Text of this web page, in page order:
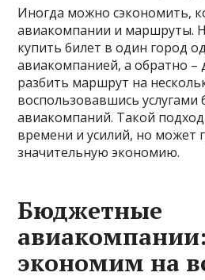
Иногда можно сэкономить,
авиакомпании и маршруты.
купить билет в один город
авиакомпанией, а обратно
разбить маршрут на
воспользовавшись
авиакомпаний. Такой
времени и усилий, но может
значительную экономию.
Бюджетные
авиакомпании:
экономим на